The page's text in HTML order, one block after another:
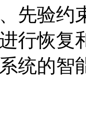
先验约
行恢复
统的智